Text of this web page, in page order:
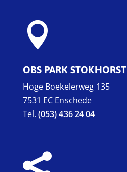

OBS PARK STOKHORST
Hoge Boekelerweg 135
7531 EC Enschede
Tel. (053) 436 24 04
